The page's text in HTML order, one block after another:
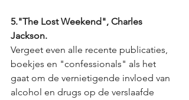
5."The Lost Weekend", Charles
Jackson.
Vergeet even alle recente publicaties,
boekjes en "confessionals" als het
gaat om de vernietigende invloed van
alcohol en drugs op de verslaafde